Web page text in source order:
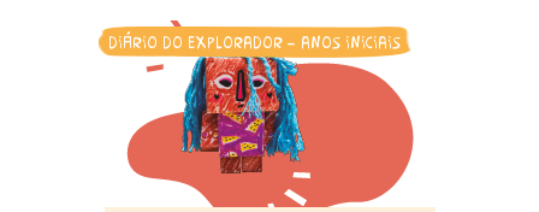
diário do explorador - anos iniciais